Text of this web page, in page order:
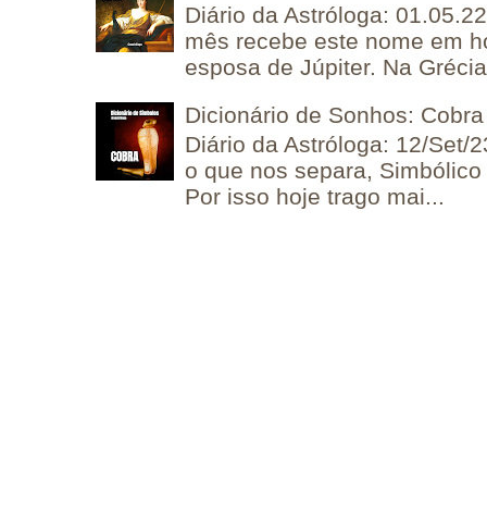
Diário da Astróloga:
mês recebe este nome em
esposa de Júpiter. Na
Dicionário de Sonhos: Cobra
Diário da Astróloga: 12/Set/
o que nos separa,
Por isso hoje trago mai...